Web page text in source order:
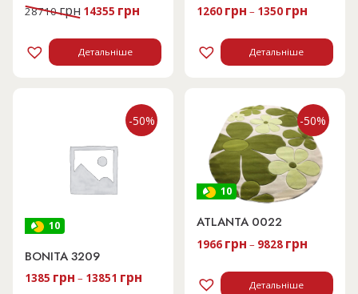
28710грн Оригінальна
ціна:
14355 грн
Детальніше
1260 грн – 1350 грн
Детальніше
10
-50%
BONITA 3209
1385 грн – 13851 грн
10
-50%
ATLANTA 0022
1966 грн – 9828 грн
Детальніше